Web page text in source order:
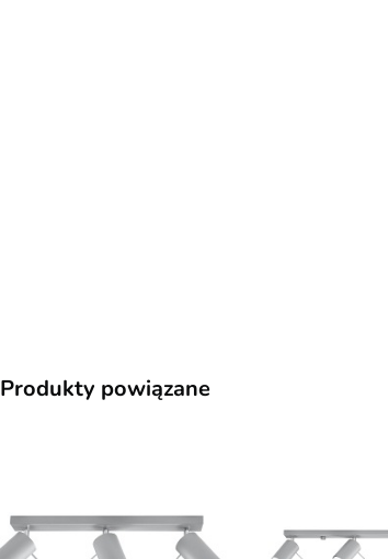
Produkty powiązane